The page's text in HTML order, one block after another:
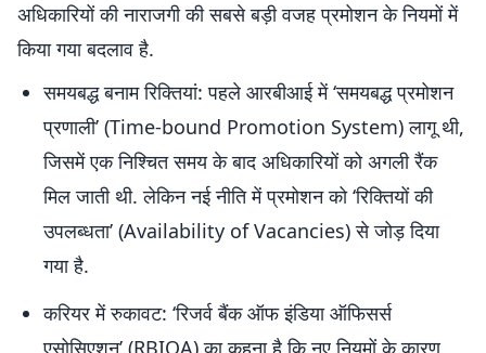
अधिकारियों की नाराजगी की सबसे बड़ी वजह प्रमोशन के नियमों में
किया गया बदलाव है.
समयबद्ध बनाम रिक्तियां: पहले आरबीआई में ‘समयबद्ध प्रमोशन
प्रणाली’ (Time-bound Promotion System) लागू थी,
जिसमें एक निश्चित समय के बाद अधिकारियों को अगली रैंक
मिल जाती थी. लेकिन नई नीति में प्रमोशन को ‘रिक्तियों की
उपलब्धता’ (Availability of Vacancies) से जोड़ दिया
गया है.
करियर में रुकावट: ‘रिजर्व बैंक ऑफ इंडिया ऑफिसर्स
एसोसिएशन’ (RBIOA) का कहना है कि नए नियमों के कारण